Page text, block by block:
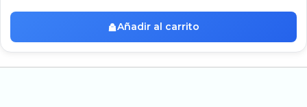
Añadir al carrito